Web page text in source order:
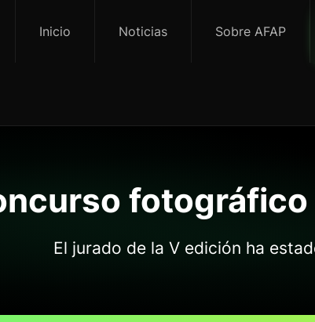
Inicio Noticias Sobre AFAP
El jurado de la V edición ha